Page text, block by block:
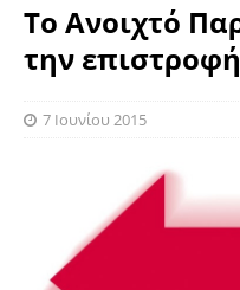
Το Ανοιχτό
την
7 Ιουνίου 2015